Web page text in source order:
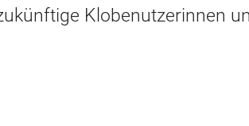
Klobenutzerinnen